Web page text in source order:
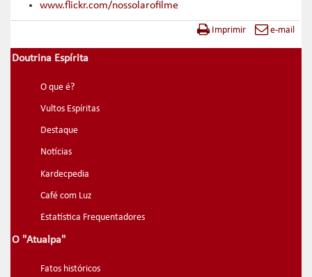
www.flickr.com/nossolarofilme
Imprimir e-mail
Doutrina Espírita
O que é?
Vultos Espíritas
Destaque
Notícias
Kardecpedia
Café com Luz
Estatística Frequentadores
O "Atualpa"
Fatos históricos